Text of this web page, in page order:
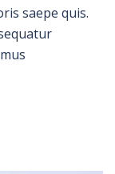
saepe quis.